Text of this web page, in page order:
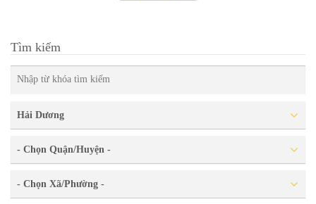
Tìm kiếm
Hải Dương
- Chọn Quận/Huyện -
- Chọn Xã/Phường -